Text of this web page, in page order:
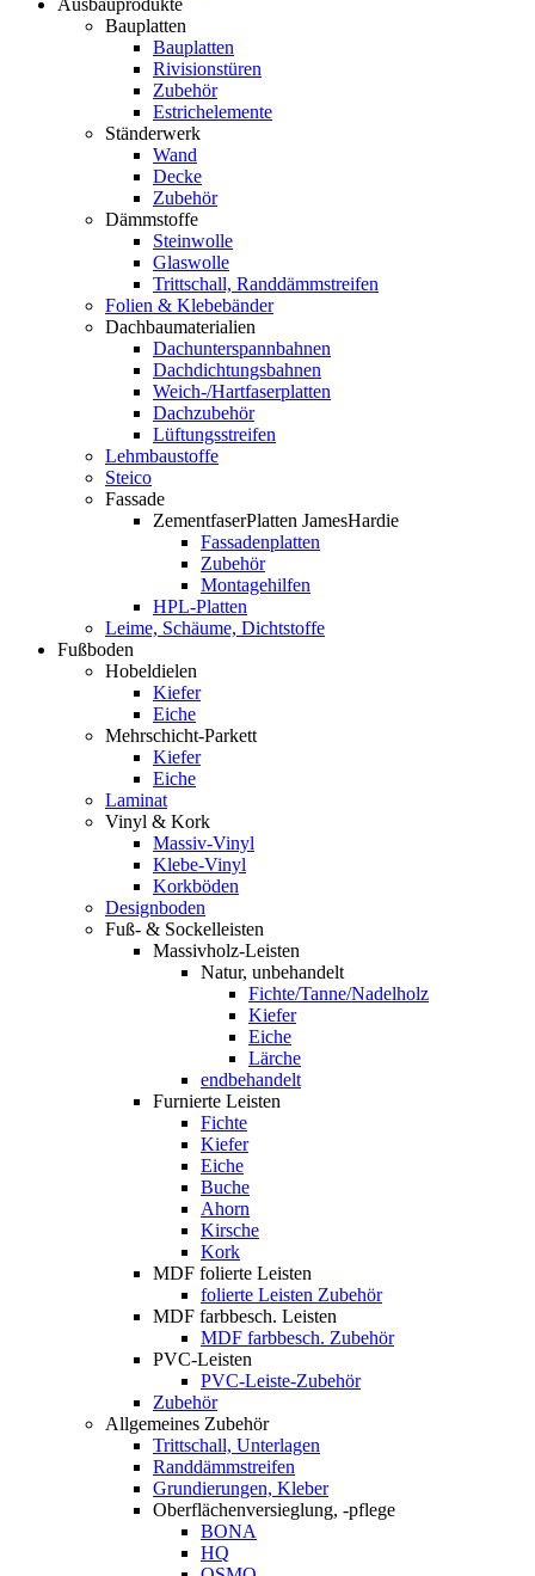
Ausbauprodukte
Bauplatten
Bauplatten
Rivisionstüren
Zubehör
Estrichelemente
Ständerwerk
Wand
Decke
Zubehör
Dämmstoffe
Steinwolle
Glaswolle
Trittschall, Randdämmstreifen
Folien & Klebebänder
Dachbaumaterialien
Dachunterspannbahnen
Dachdichtungsbahnen
Weich-/Hartfaserplatten
Dachzubehör
Lüftungsstreifen
Lehmbaustoffe
Steico
Fassade
ZementfaserPlatten JamesHardie
Fassadenplatten
Zubehör
Montagehilfen
HPL-Platten
Leime, Schäume, Dichtstoffe
Fußboden
Hobeldielen
Kiefer
Eiche
Mehrschicht-Parkett
Kiefer
Eiche
Laminat
Vinyl & Kork
Massiv-Vinyl
Klebe-Vinyl
Korkböden
Designboden
Fuß- & Sockelleisten
Massivholz-Leisten
Natur, unbehandelt
Fichte/Tanne/Nadelholz
Kiefer
Eiche
Lärche
endbehandelt
Furnierte Leisten
Fichte
Kiefer
Eiche
Buche
Ahorn
Kirsche
Kork
MDF folierte Leisten
folierte Leisten Zubehör
MDF farbbesch. Leisten
MDF farbbesch. Zubehör
PVC-Leisten
PVC-Leiste-Zubehör
Zubehör
Allgemeines Zubehör
Trittschall, Unterlagen
Randdämmstreifen
Grundierungen, Kleber
Oberflächenversieglung, -pflege
BONA
HQ